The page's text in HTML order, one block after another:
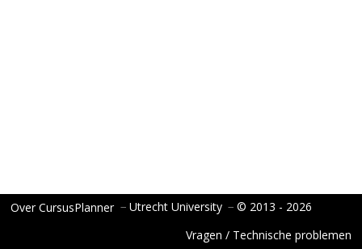
Over CursusPlanner − Utrecht University − © 2013 - 2026
Vragen / Technische problemen